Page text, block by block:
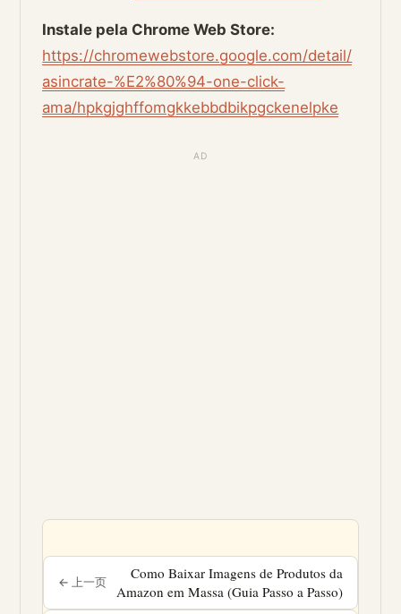
Instale pela Chrome Web Store:
https://chromewebstore.google.com/detail/
asincrate-%E2%80%94-one-click-
ama/hpkgjghffomgkkebbdbikpgckenelpke
« PÁGINA ANTERIOR
Como Baixar Imagens de Produtos da
Amazon em Massa (Guia Passo a Passo)